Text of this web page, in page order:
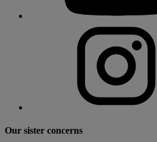
Our sister concerns